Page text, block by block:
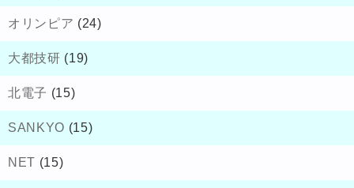
オリンピア (24)
大都技研 (19)
北電子 (15)
SANKYO (15)
NET (15)